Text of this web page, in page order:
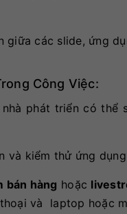
các slide, ứng
Công Việc:
phát triển có thể
kiểm thử ứng
bán hàng hoặc
và laptop hoặc